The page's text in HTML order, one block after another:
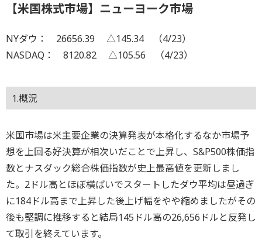
【米国株式市場】ニューヨーク市場
NYダウ： 26656.39 △145.34 （4/23）
NASDAQ： 8120.82 △105.56 （4/23）
1.概況
米国市場は米主要企業の決算発表が本格化するなか市場予
想を上回る好決算が相次いだことで上昇し、S&P500株価指
数とナスダック総合株価指数が史上最高値を更新しまし
た。2ドル高とほぼ横ばいでスタートしたダウ平均は昼過ぎ
に184ドル高まで上昇した後上げ幅をやや縮めましたがその
後も堅調に推移すると結局145ドル高の26,656ドルと反発し
て取引を終えています。